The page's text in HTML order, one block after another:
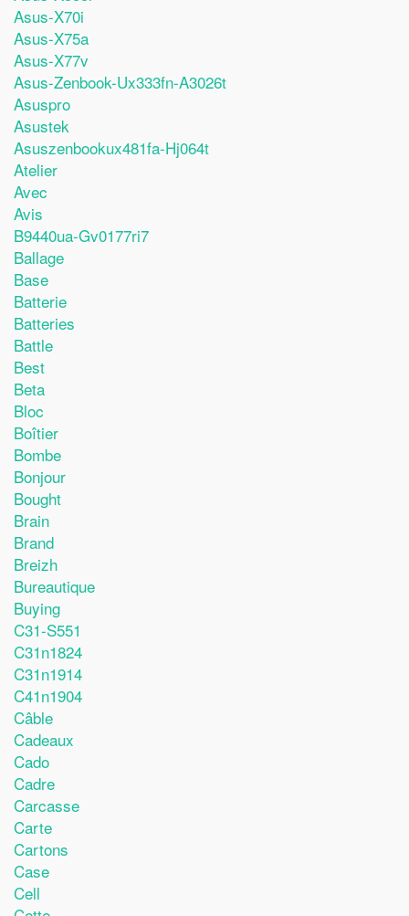
Asus-X70i
Asus-X75a
Asus-X77v
Asus-Zenbook-Ux333fn-A3026t
Asuspro
Asustek
Asuszenbookux481fa-Hj064t
Atelier
Avec
Avis
B9440ua-Gv0177ri7
Ballage
Base
Batterie
Batteries
Battle
Best
Beta
Bloc
Boîtier
Bombe
Bonjour
Bought
Brain
Brand
Breizh
Bureautique
Buying
C31-S551
C31n1824
C31n1914
C41n1904
Câble
Cadeaux
Cado
Cadre
Carcasse
Carte
Cartons
Case
Cell